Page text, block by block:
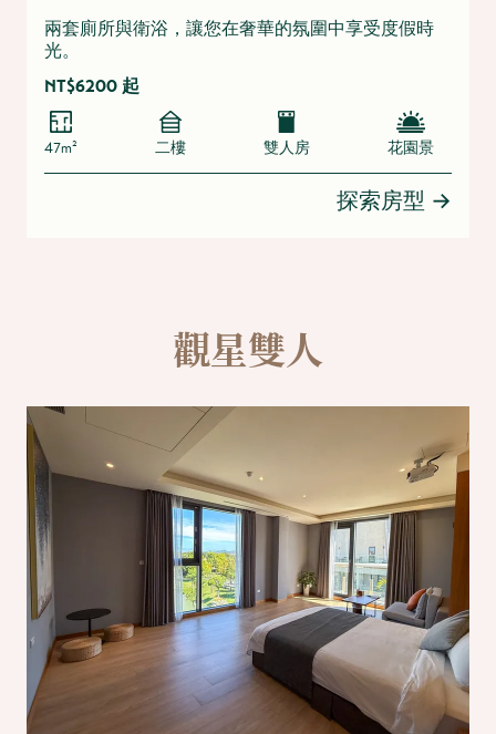
兩套廁所與衛浴，讓您在奢華的氛圍中享受度假時
光。
NT$6200 起
47m² 二樓 雙人房 花園景
探索房型 →
觀星雙人